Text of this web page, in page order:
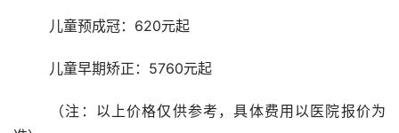
	儿童预成冠：620元起
	儿童早期矫正：5760元起